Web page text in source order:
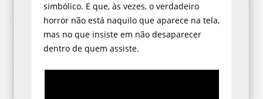
simbólico. E que, às vezes, o verdadeiro
horror não está naquilo que aparece na tela,
mas no que insiste em não desaparecer
dentro de quem assiste.